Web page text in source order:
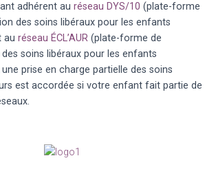
adhérent au réseau DYS/10 (plate-forme
des soins libéraux pour les enfants
au réseau ÉCL’AUR (plate-forme de
soins libéraux pour les enfants
prise en charge partielle des soins
est accordée si votre enfant fait partie de